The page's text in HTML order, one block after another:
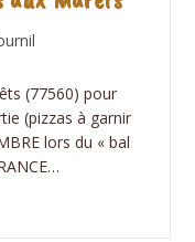
(77560) pour
(pizzas à garnir
lors du « bal